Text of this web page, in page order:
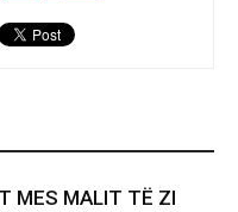
MES MALIT TË ZI